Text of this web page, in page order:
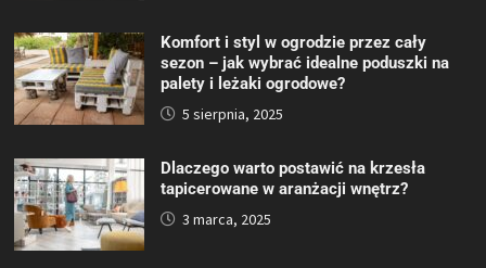
Komfort i styl w ogrodzie przez cały
sezon – jak wybrać idealne poduszki na
palety i leżaki ogrodowe?
5 sierpnia, 2025
Dlaczego warto postawić na krzesła
tapicerowane w aranżacji wnętrz?
3 marca, 2025